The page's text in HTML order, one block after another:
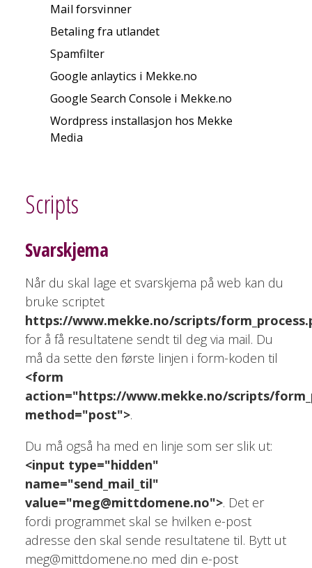
Mail forsvinner
Betaling fra utlandet
Spamfilter
Google anlaytics i Mekke.no
Google Search Console i Mekke.no
Wordpress installasjon hos Mekke
Media
Scripts
Svarskjema
Når du skal lage et svarskjema på web kan du
bruke scriptet
https://www.mekke.no/scripts/
for å få resultatene sendt til deg via mail. Du
må da sette den første linjen i form-koden til
<form
action="https://www.mekke.no/scripts/
method="post">.
Du må også ha med en linje som ser slik ut:
<input type="hidden"
name="send_mail_til"
value="meg@mittdomene.no">. Det er
fordi programmet skal se hvilken e-post
adresse den skal sende resultatene til. Bytt ut
meg@mittdomene.no med din e-post